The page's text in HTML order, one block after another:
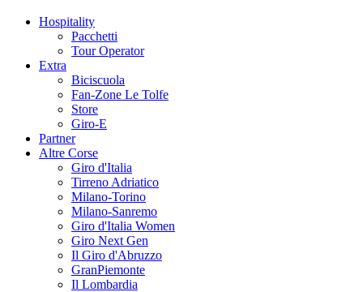
Hospitality
Pacchetti
Tour Operator
Extra
Biciscuola
Fan-Zone Le Tolfe
Store
Giro-E
Partner
Altre Corse
Giro d'Italia
Tirreno Adriatico
Milano-Torino
Milano-Sanremo
Giro d'Italia Women
Giro Next Gen
Il Giro d'Abruzzo
GranPiemonte
Il Lombardia